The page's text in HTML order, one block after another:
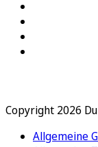
Copyright 2026
Allgemeine